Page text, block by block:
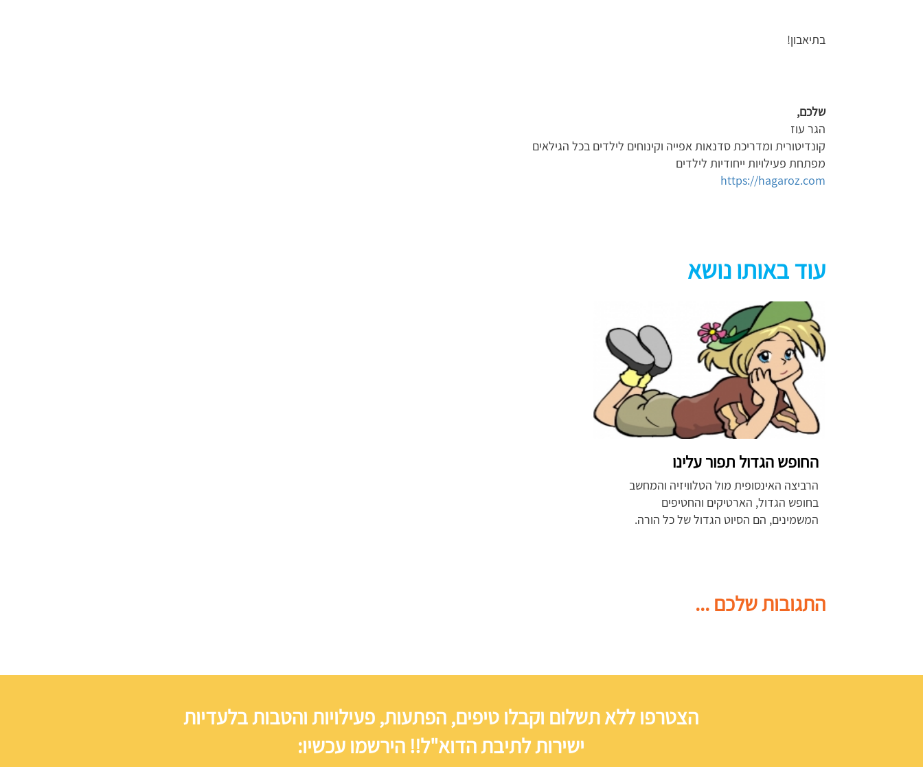
בתיאבון!
שלכם,
הגר עוז
קונדיטורית ומדריכת סדנאות אפייה וקינוחים לילדים בכל הגילאים
מפתחת פעילויות ייחודיות לילדים
https://hagaroz.com
עוד באותו נושא
החופש הגדול תפור עלינו
הרביצה האינסופית מול הטלוויזיה והמחשב
בחופש הגדול, הארטיקים והחטיפים
המשמינים, הם הסיוט הגדול של כל הורה.
התגובות שלכם ...
הצטרפו ללא תשלום וקבלו טיפים, הפתעות, פעילויות והטבות בלעדיות
ישירות לתיבת הדוא"ל!! הירשמו עכשיו: